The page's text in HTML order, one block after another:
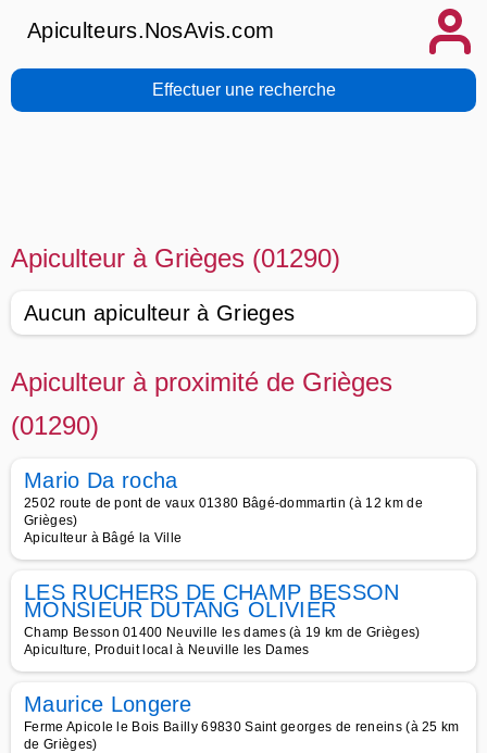
Apiculteurs.NosAvis.com
Effectuer une recherche
Apiculteur à Grièges (01290)
Aucun apiculteur à Grieges
Apiculteur à proximité de Grièges
(01290)
Mario Da rocha
2502 route de pont de vaux 01380 Bâgé-dommartin (à 12 km de
Grièges)
Apiculteur à Bâgé la Ville
LES RUCHERS DE CHAMP BESSON
MONSIEUR DUTANG OLIVIER
Champ Besson 01400 Neuville les dames (à 19 km de Grièges)
Apiculture, Produit local à Neuville les Dames
Maurice Longere
Ferme Apicole le Bois Bailly 69830 Saint georges de reneins (à 25 km
de Grièges)